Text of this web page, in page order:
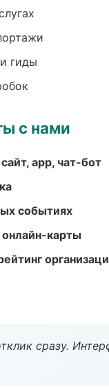
гиды
с нами
app, чат-бот
событиях
карты
сразу.